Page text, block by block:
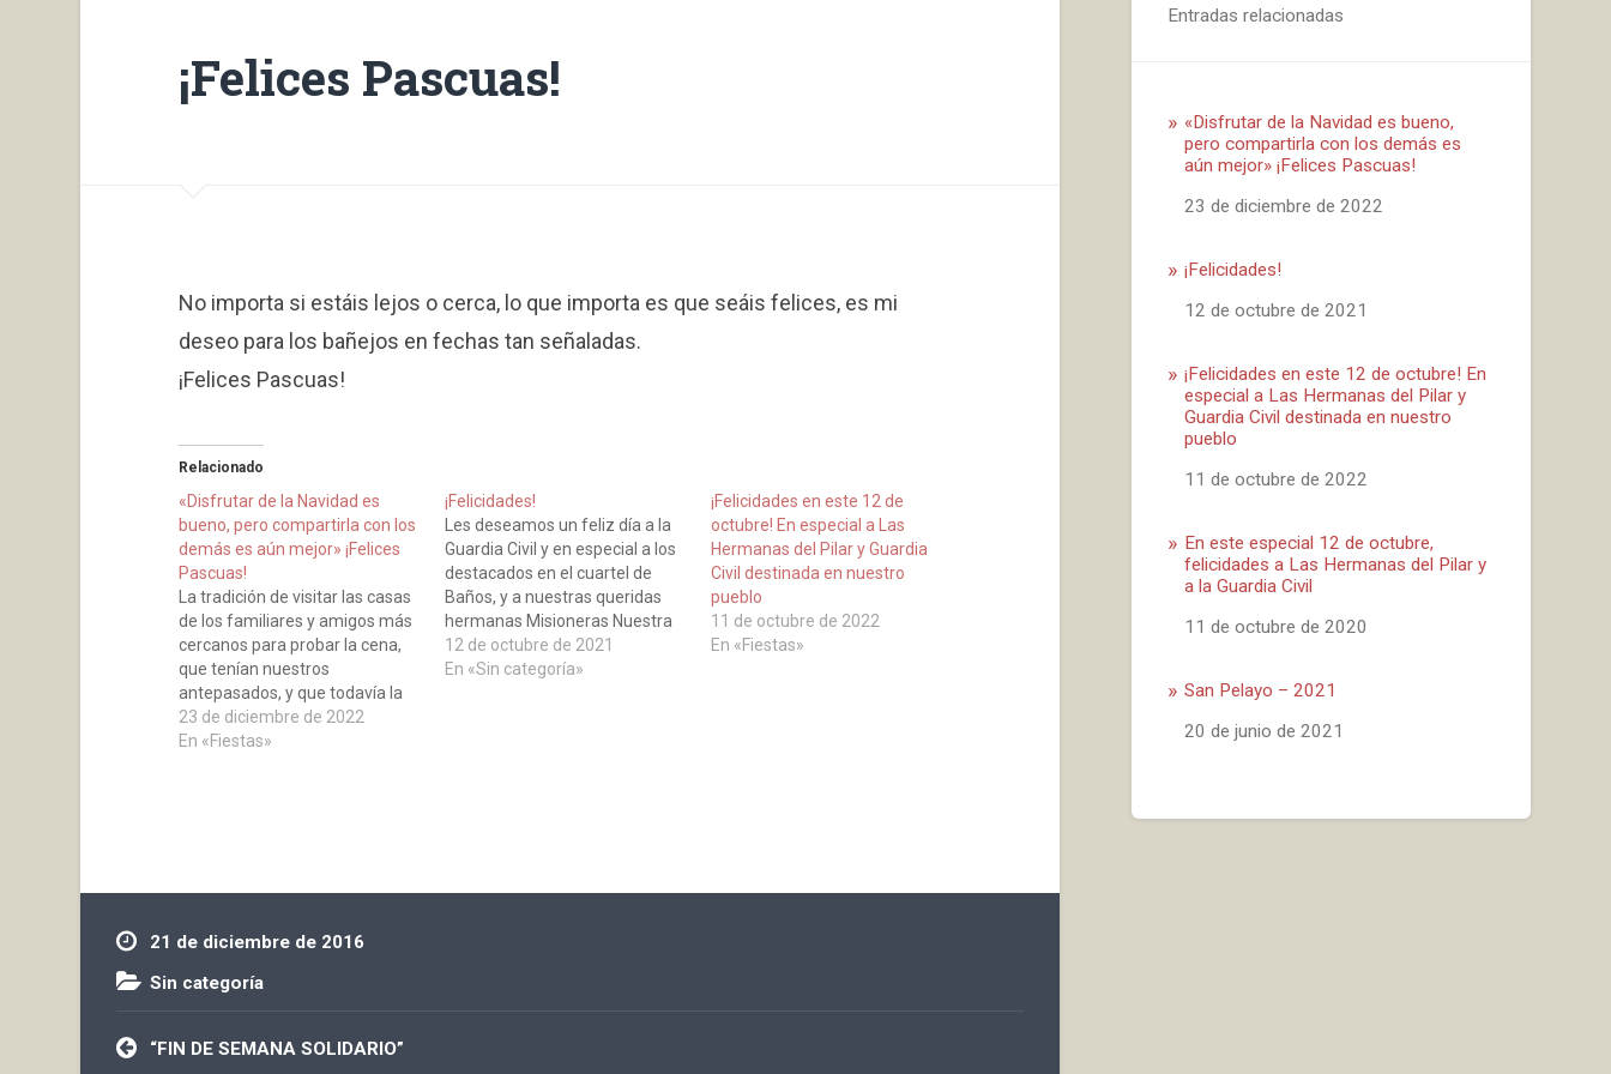
¡Felices Pascuas!
No importa si estáis lejos o cerca, lo que importa es que seáis felices, es mi
deseo para los bañejos en fechas tan señaladas.
¡Felices Pascuas!
Relacionado
«Disfrutar de la Navidad es
bueno, pero compartirla con los
demás es aún mejor» ¡Felices
Pascuas!
La tradición de visitar las casas
de los familiares y amigos más
cercanos para probar la cena,
que tenían nuestros
antepasados, y que todavía la
llevan a cabo algunos vecinos,
es lo que nos acerca a los
23 de diciembre de 2022
En «Fiestas»
¡Felicidades!
Les deseamos un feliz día a la
Guardia Civil y en especial a los
destacados en el cuartel de
Baños, y a nuestras queridas
hermanas Misioneras Nuestra
Señora del Pilar.¡FELICIDADES!
12 de octubre de 2021
En «Sin categoría»
¡Felicidades en este 12 de
octubre! En especial a Las
Hermanas del Pilar y Guardia
Civil destinada en nuestro
pueblo
11 de octubre de 2022
En «Fiestas»
21 de diciembre de 2016
Sin categoría
Navegación
de
“FIN DE SEMANA SOLIDARIO”
Entradas relacionadas
«Disfrutar de la Navidad es bueno,
pero compartirla con los demás es
aún mejor» ¡Felices Pascuas!
Fecha
23 de diciembre de 2022
¡Felicidades!
Fecha
12 de octubre de 2021
¡Felicidades en este 12 de octubre! En
especial a Las Hermanas del Pilar y
Guardia Civil destinada en nuestro
pueblo
Fecha
11 de octubre de 2022
En este especial 12 de octubre,
felicidades a Las Hermanas del Pilar y
a la Guardia Civil
Fecha
11 de octubre de 2020
San Pelayo – 2021
Fecha
20 de junio de 2021